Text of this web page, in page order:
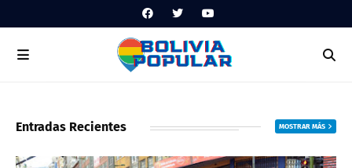
Entradas Recientes MOSTRAR MÁS